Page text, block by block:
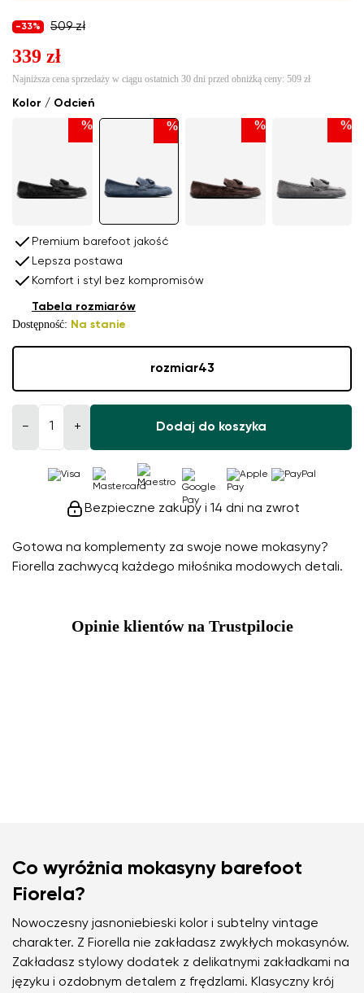
Gotowa na komplementy za swoje nowe mokasyny?
Fiorella zachwycą każdego miłośnika modowych detali.
Kolor / Odcień
% % % %
-33% 509 zł
339 zł
Najniższa cena sprzedaży w ciągu ostatnich 30 dni przed obniżką ceny: 509 zł
Premium barefoot jakość
Lepsza postawa
Komfort i styl bez kompromisów
Dostępność: Na stanie
Tabela rozmiarów
rozmiar43
− + Dodaj do koszyka
Bezpieczne zakupy i 14 dni na zwrot
Opinie klientów na Trustpilocie
Co wyróżnia mokasyny barefoot
Fiorela?
Nowoczesny jasnoniebieski kolor i subtelny vintage
charakter. Z Fiorella nie zakładasz zwykłych mokasynów.
Zakładasz stylowy dodatek z delikatnymi zakładkami na
języku i ozdobnym detalem z frędzlami. Klasyczny krój